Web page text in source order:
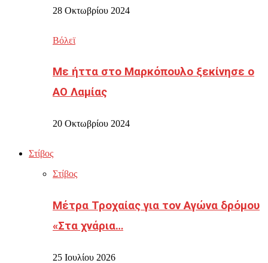
28 Οκτωβρίου 2024
Βόλεϊ
Με ήττα στο Μαρκόπουλο ξεκίνησε ο
ΑΟ Λαμίας
20 Οκτωβρίου 2024
Στίβος
Στίβος
Μέτρα Τροχαίας για τον Αγώνα δρόμου
«Στα χνάρια…
25 Ιουλίου 2026